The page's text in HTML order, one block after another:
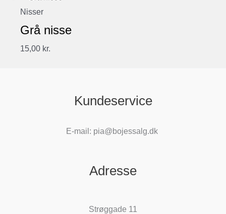
Nisser
Grå nisse
15,00 kr.
Kundeservice
E-mail: pia@bojessalg.dk
Adresse
Strøggade 11